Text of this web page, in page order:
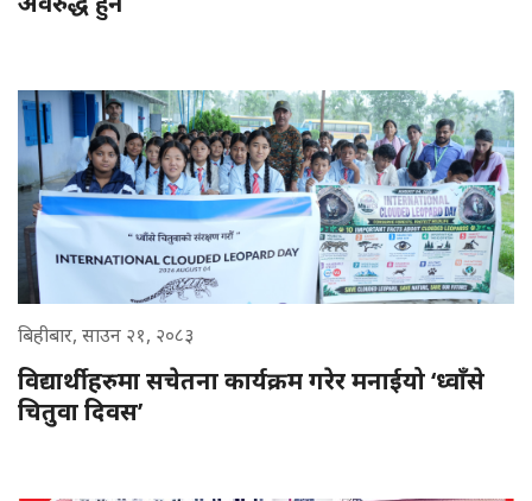
बिहीबार, साउन २१, २०८३
विद्यार्थीहरुमा सचेतना कार्यक्रम गरेर मनाईयो ‘ध्वाँसे
चितुवा दिवस’